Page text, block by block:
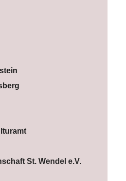
St. Wendel e.V.